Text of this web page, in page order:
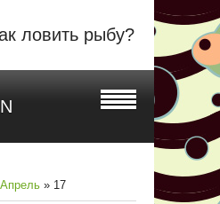
ловить рыбу?
Апрель » 17